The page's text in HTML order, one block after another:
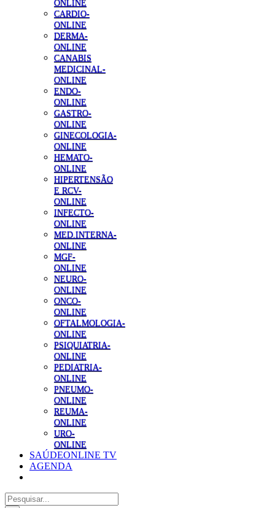
ONLINE
CARDIO-
ONLINE
DERMA-
ONLINE
CANABIS
MEDICINAL-
ONLINE
ENDO-
ONLINE
GASTRO-
ONLINE
GINECOLOGIA-
ONLINE
HEMATO-
ONLINE
HIPERTENSÃO
E RCV-
ONLINE
INFECTO-
ONLINE
MED.INTERNA-
ONLINE
MGF-
ONLINE
NEURO-
ONLINE
ONCO-
ONLINE
OFTALMOLOGIA-
ONLINE
PSIQUIATRIA-
ONLINE
PEDIATRIA-
ONLINE
PNEUMO-
ONLINE
REUMA-
ONLINE
URO-
ONLINE
SAÚDEONLINE TV
AGENDA
Pesquisar